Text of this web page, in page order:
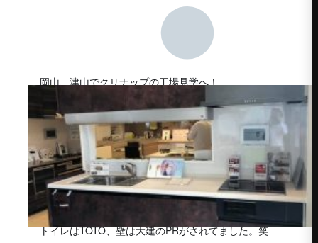
岡山、津山でクリナップの工場見学へ！
トイレはTOTO、壁は大建のPRがされてました。笑